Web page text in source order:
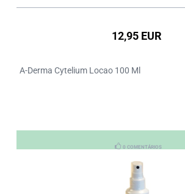
12,95 EUR
A-Derma Cytelium Locao 100 Ml
0 COMENTÁRIOS